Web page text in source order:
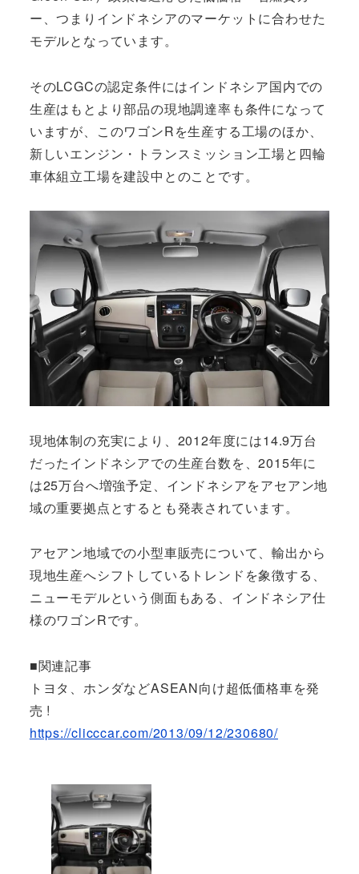
ー、つまりインドネシアのマーケットに合わせた
モデルとなっています。
そのLCGCの認定条件にはインドネシア国内での
生産はもとより部品の現地調達率も条件になって
いますが、このワゴンRを生産する工場のほか、
新しいエンジン・トランスミッション工場と四輪
車体組立工場を建設中とのことです。
現地体制の充実により、2012年度には14.9万台
だったインドネシアでの生産台数を、2015年に
は25万台へ増強予定、インドネシアをアセアン地
域の重要拠点とするとも発表されています。
アセアン地域での小型車販売について、輸出から
現地生産へシフトしているトレンドを象徴する、
ニューモデルという側面もある、インドネシア仕
様のワゴンRです。
■関連記事
トヨタ、ホンダなどASEAN向け超低価格車を発
売 !
https://clicccar.com/2013/09/12/230680/